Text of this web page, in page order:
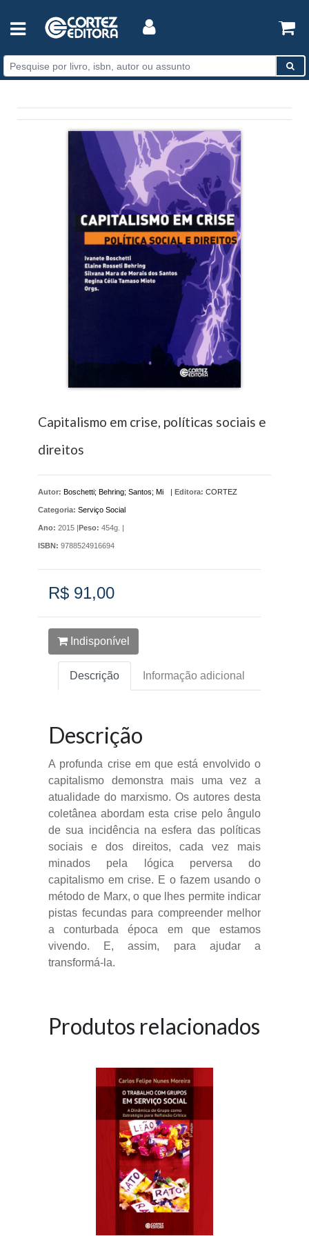
Capitalismo em crise, políticas sociais e
direitos
Autor: Boschetti; Behring; Santos; Mi | Editora: CORTEZ
Categoria: Serviço Social
Ano: 2015 |Peso: 454g. |
ISBN: 9788524916694
R$ 91,00
Indisponível
Descrição Informação adicional
Descrição
A profunda crise em que está envolvido o
capitalismo demonstra mais uma vez a
atualidade do marxismo. Os autores desta
coletânea abordam esta crise pelo ângulo
de sua incidência na esfera das políticas
sociais e dos direitos, cada vez mais
minados pela lógica perversa do
capitalismo em crise. E o fazem usando o
método de Marx, o que lhes permite indicar
pistas fecundas para compreender melhor
a conturbada época em que estamos
vivendo. E, assim, para ajudar a
transformá-la.
Produtos relacionados